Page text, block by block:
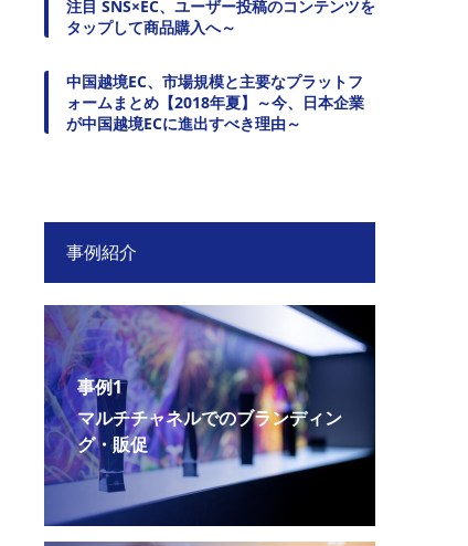
注目 SNS×EC、ユーザー投稿のコンテンツを
タップして商品購入へ～
中国越境EC、市場規模と主要なプラットフ
ォームまとめ【2018年夏】～今、日本企業
が中国越境ECに進出すべき理由～
事例紹介
事例1
マルチチャネルでのブランディン
グ・販促